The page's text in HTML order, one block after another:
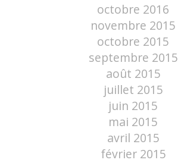
octobre 2016
novembre 2015
octobre 2015
septembre 2015
août 2015
juillet 2015
juin 2015
mai 2015
avril 2015
février 2015